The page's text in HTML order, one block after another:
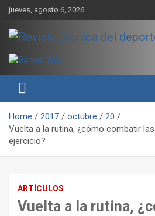
Skip
content
jueves, agosto 6, 2026
Revista técnica
Sport Training
rendimiento, nutrición y entrenamiento.
Home 2017 octubre
20
Vuelta a la rutina, ¿cómo combatir
ejercicio?
ARTÍCULOS
Vuelta a la rutina,